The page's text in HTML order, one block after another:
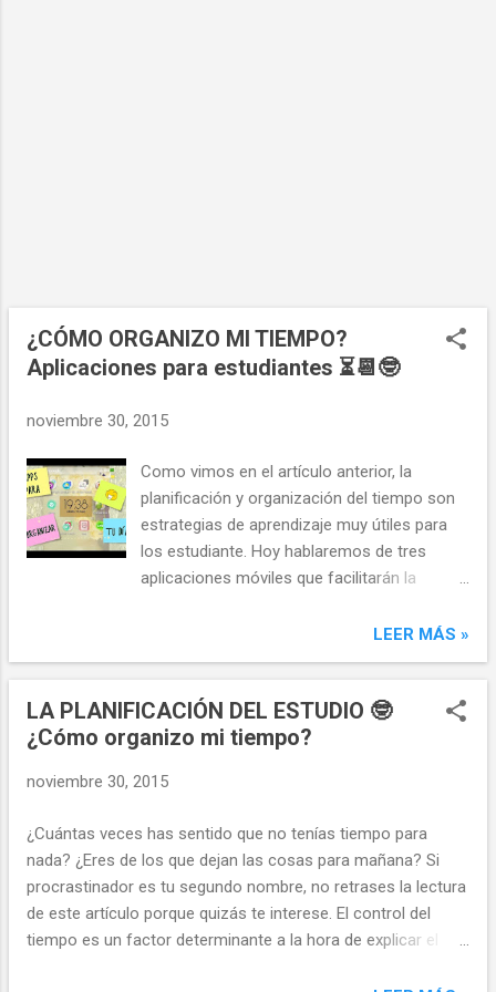
¿CÓMO ORGANIZO MI TIEMPO?
Aplicaciones para estudiantes ⏳📆🤓
noviembre 30, 2015
Como vimos en el artículo anterior, la
planificación y organización del tiempo son
estrategias de aprendizaje muy útiles para
los estudiante. Hoy hablaremos de tres
aplicaciones móviles que facilitarán la
vídeo te presento cada una de estas
herramientas y te explico alguna de sus
funciones: La agenda del estudiante Se
trata de una aplicación a la que no le falta
detalle. En la descripción de Google Play sus
desarrollada por estudiantes y destacan su
punto de vista, es la más útil y completa de
las tres analizadas. A continuación os
cuento sus puntos fuertes y en aquellos que
necesitaría mejorar. ...EN LO QUE DESTACA
✓ Podemos diferenciar las asignaturas por
LEER MÁS »
LA PLANIFICACIÓN DEL ESTUDIO 🤓
¿Cómo organizo mi tiempo?
noviembre 30, 2015
¿Cuántas veces has sentido que no tenías tiempo para
nada? ¿Eres de los que dejan las cosas para mañana? Si
procrastinador es tu segundo nombre, no retrases la lectura
de este artículo porque quizás te interese. El control del
tiempo es un factor determinante a la hora de explicar el